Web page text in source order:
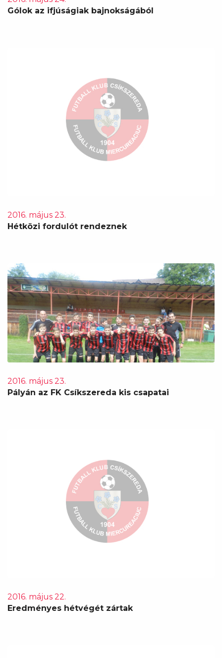
Gólok az ifjúságiak bajnokságából
2016. május 23.
Hétközi fordulót rendeznek
2016. május 23.
Pályán az FK Csíkszereda kis csapatai
2016. május 22.
Eredményes hétvégét zártak